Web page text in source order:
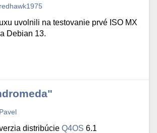
redhawk1975
uvolnili na testovanie prvé ISO MX
Debian 13.
Pavel
distribúcieQ4OS 6.1